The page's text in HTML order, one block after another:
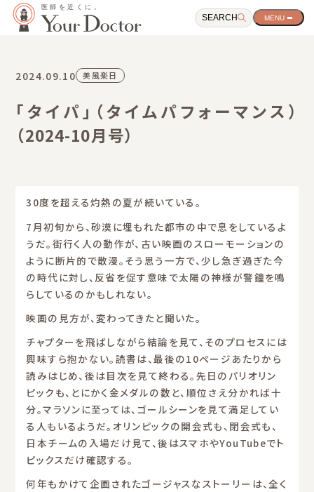
SEARCH
サ
シ
2024.09.10 美風楽日
「タイパ」（タイムパフォーマンス）
（2024-10月号）
30度を超える灼熱の夏が続いている。
7月初旬から、砂漠に埋もれた都市の中で息をしているよ
うだ。街行く人の動作が、古い映画のスローモーションの
ように断片的で散漫。そう思う一方で、少し急ぎ過ぎた今
の時代に対し、反省を促す意味で太陽の神様が警鐘を鳴
らしているのかもしれない。
映画の見方が、変わってきたと聞いた。
チャプターを飛ばしながら結論を見て、そのプロセスには
興味すら抱かない。読書は、最後の10ページあたりから
読みはじめ、後は目次を見て終わる。先日のパリオリン
ピックも、とにかく金メダルの数と、順位さえ分かれば十
分。マラソンに至っては、ゴールシーンを見て満足してい
る人もいるようだ。オリンピックの開会式も、閉会式も、
日本チームの入場だけ見て、後はスマホやYouTubeでト
ピックスだけ確認する。
何年もかけて企画されたゴージャスなストーリーは、全く